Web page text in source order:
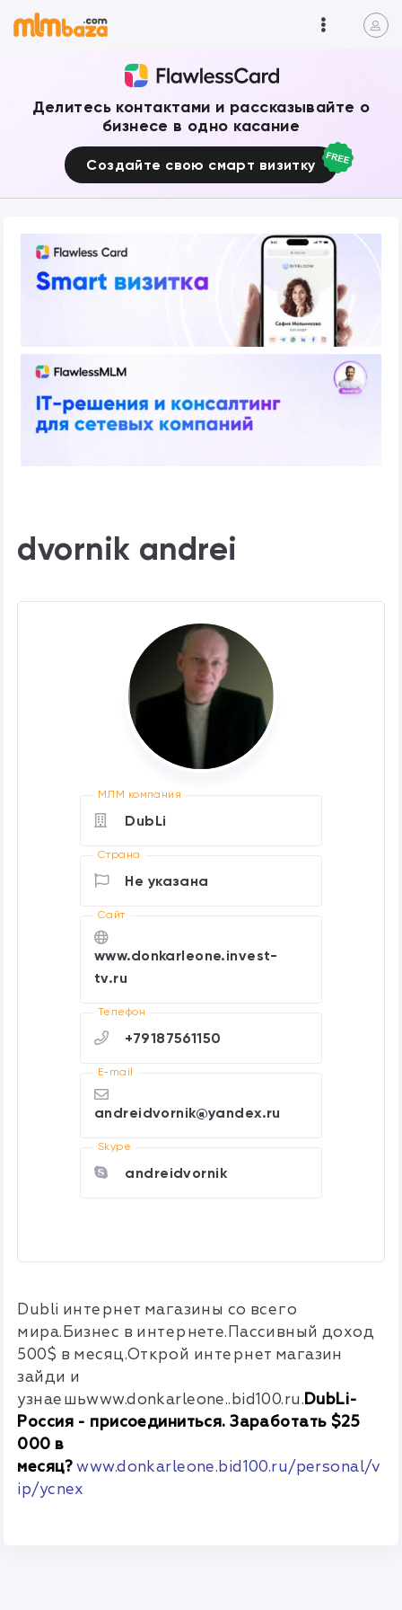
Делитесь контактами и рассказывайте о
бизнесе в одно касание
Создайте свою смарт визитку
dvornik andrei
МЛМ компания
DubLi
Страна
Не указана
Cайт
www.donkarleone.invest-
tv.ru
Телефон
+79187561150
E-mail
andreidvornik@yandex.ru
Skype
andreidvornik
Dubli интернет магазины со всего
мира.Бизнес в интернете.Пассивный доход
500$ в месяц.Открой интернет магазин
зайди и
узнаешьwww.donkarleone..bid100.ru.DubLi-
Россия - присоединиться. Заработать $25
000 в
месяц? www.donkarleone.bid100.ru/personal/v
ip/ycnex